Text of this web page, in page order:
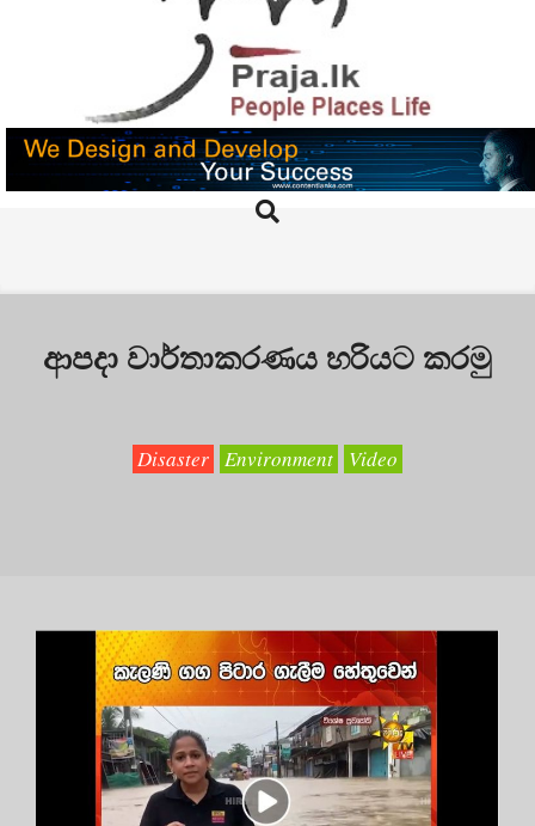
PRAJA.LK
Search
ආපදා වාර්තාකරණය හරියට කරමු
Disaster Environment Video